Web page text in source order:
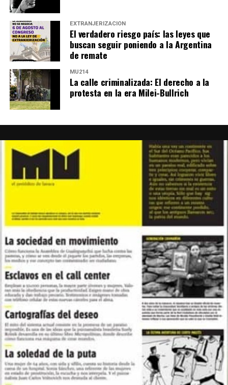
EXTRANJERIZACIÓN
El verdadero riesgo país: las leyes que
buscan seguir poniendo a la Argentina
de remate
MU214
La calle criminalizada: El derecho a la
protesta en la era Milei-Bullrich